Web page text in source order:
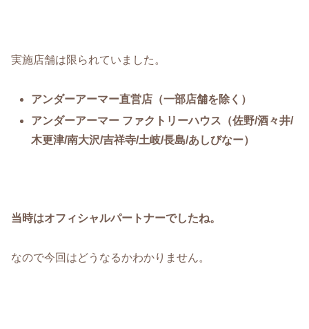
実施店舗は限られていました。
アンダーアーマー直営店（一部店舗を除く）
アンダーアーマー ファクトリーハウス（佐野/酒々井/
木更津/南大沢/吉祥寺/土岐/長島/あしびなー）
当時はオフィシャルパートナーでしたね。
なので今回はどうなるかわかりません。